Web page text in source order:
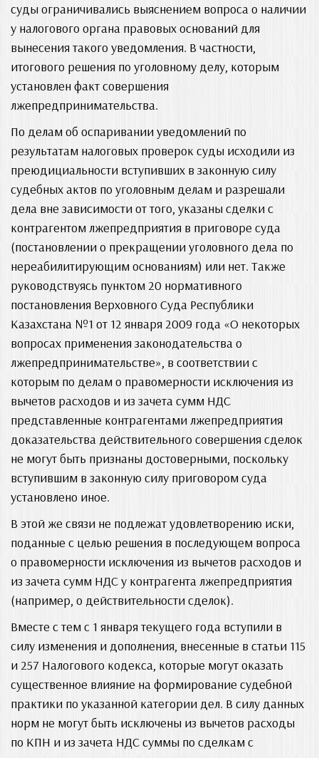
суды ограничивались выяснением вопроса о наличии
у налогового органа правовых оснований для
вынесения такого уведомления. В частности,
итогового решения по уголовному делу, которым
установлен факт совершения
лжепредпринимательства.
По делам об оспаривании уведомлений по
результатам налоговых проверок суды исходили из
преюдициальности вступивших в законную силу
судебных актов по уголовным делам и разрешали
дела вне зависимости от того, указаны сделки с
контрагентом лжепредприятия в приговоре суда
(постановлении о прекращении уголовного дела по
нереабилитирующим основаниям) или нет. Также
руководствуясь пунктом 20 нормативного
постановления Верховного Суда Республики
Казахстана №1 от 12 января 2009 года «О некоторых
вопросах применения законодательства о
лжепредпринимательстве», в соответствии с
которым по делам о правомерности исключения из
вычетов расходов и из зачета сумм НДС
представленные контрагентами лжепредприятия
доказательства действительного совершения сделок
не могут быть признаны достоверными, поскольку
вступившим в законную силу приговором суда
установлено иное.
В этой же связи не подлежат удовлетворению иски,
поданные с целью решения в последующем вопроса
о правомерности исключения из вычетов расходов и
из зачета сумм НДС у контрагента лжепредприятия
(например, о действительности сделок).
Вместе с тем с 1 января текущего года вступили в
силу изменения и дополнения, внесенные в статьи 115
и 257 Налогового кодекса, которые могут оказать
существенное влияние на формирование судебной
практики по указанной категории дел. В силу данных
норм не могут быть исключены из вычетов расходы
по КПН и из зачета НДС суммы по сделкам с